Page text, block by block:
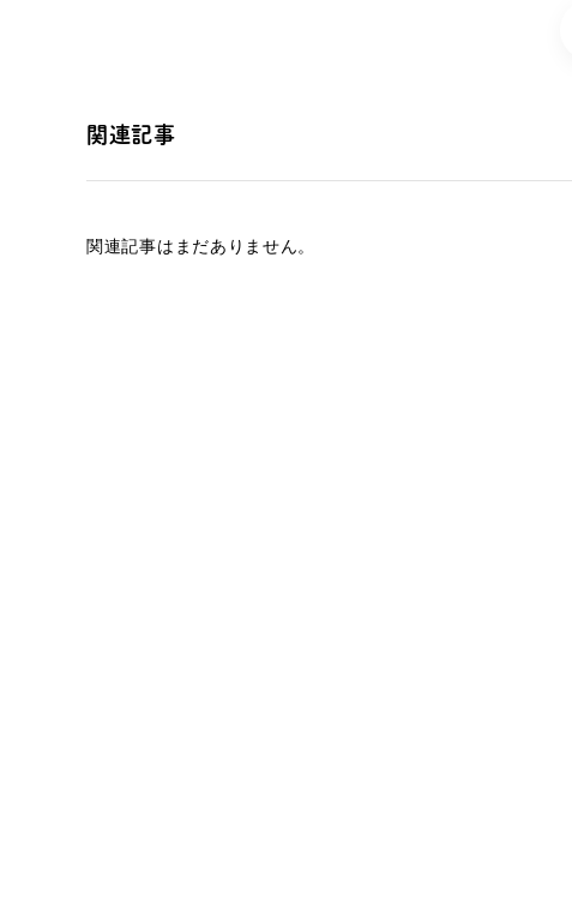
関連記事
関連記事はまだありません。